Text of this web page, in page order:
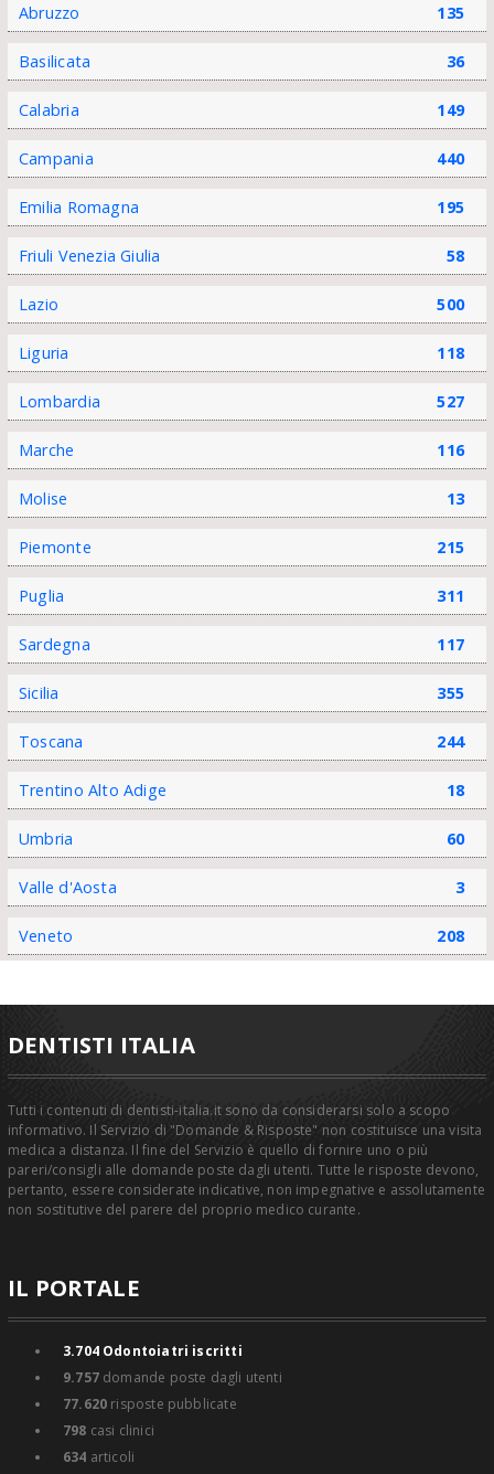
Abruzzo 135
Basilicata 36
Calabria 149
Campania 440
Emilia Romagna 195
Friuli Venezia Giulia 58
Lazio 500
Liguria 118
Lombardia 527
Marche 116
Molise 13
Piemonte 215
Puglia 311
Sardegna 117
Sicilia 355
Toscana 244
Trentino Alto Adige 18
Umbria 60
Valle d'Aosta 3
Veneto 208
DENTISTI ITALIA
Tutti i contenuti di dentisti-italia.it sono da considerarsi solo a scopo
informativo. Il Servizio di "Domande & Risposte" non costituisce una visita
medica a distanza. Il fine del Servizio è quello di fornire uno o più
pareri/consigli alle domande poste dagli utenti. Tutte le risposte devono,
pertanto, essere considerate indicative, non impegnative e assolutamente
non sostitutive del parere del proprio medico curante.
IL PORTALE
3.704Odontoiatri iscritti
9.757domande poste dagli utenti
77.620 risposte pubblicate
798 casi clinici
634 articoli